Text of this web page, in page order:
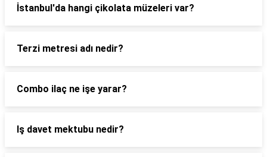
İstanbul'da hangi çikolata müzeleri var?
Terzi metresi adı nedir?
Combo ilaç ne işe yarar?
Iş davet mektubu nedir?